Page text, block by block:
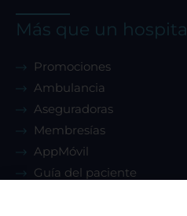
Más que un hospital
Promociones
Ambulancia
Aseguradoras
Membresías
AppMóvil
Guía del paciente